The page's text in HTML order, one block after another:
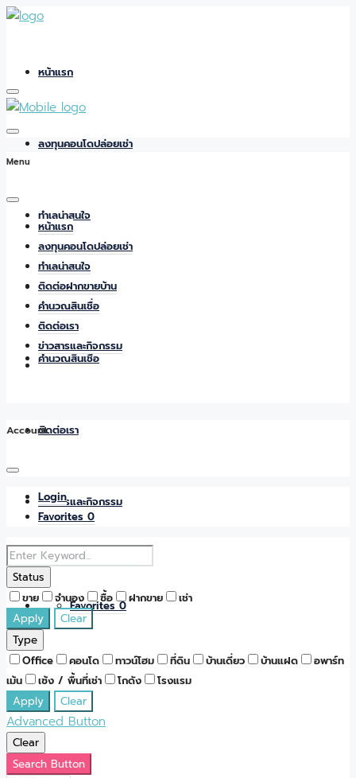
หน้าแรก
ลงทุนคอนโดปล่อยเช่า
ทำเลน่าสนใจ
ติดต่อฝากขายบ้าน
คำนวณสินเชื่อ
ติดต่อเรา
ข่าวสารและกิจกรรม
Favorites0
Menu
หน้าแรก
ลงทุนคอนโดปล่อยเช่า
ทำเลน่าสนใจ
ติดต่อฝากขายบ้าน
คำนวณสินเชื่อ
ติดต่อเรา
ข่าวสารและกิจกรรม
Account
Login
Favorites 0
Status
ขาย จำนอง ซื้อ ฝากขาย เช่า
Apply
Clear
Type
Office คอนโด ทาวน์โฮม ที่ดิน บ้านเดี่ยว บ้านแฝด
อพาร์ท
เม้น
เซ้ง / พื้นที่เช่า โกดัง โรงแรม
Apply Clear
Advanced Button
Clear
Search Button